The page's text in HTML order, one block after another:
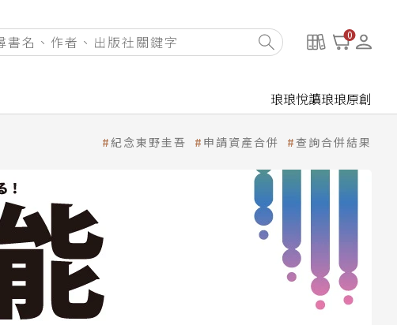
0
琅琅悅讀琅琅原創
紀念東野圭吾 申請資產合併 查詢合併結果